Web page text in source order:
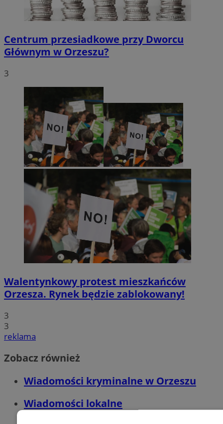
Centrum przesiadkowe przy Dworcu
Głównym w Orzeszu?
3
Walentynkowy protest mieszkańców
Orzesza. Rynek będzie zablokowany!
3
3
reklama
Zobacz również
Wiadomości kryminalne w Orzeszu
Wiadomości lokalne